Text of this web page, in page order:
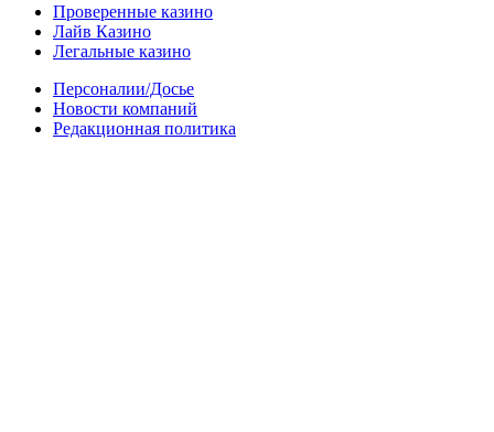
Проверенные казино
Лайв Казино
Легальные казино
Персоналии/Досье
Новости компаний
Редакционная политика